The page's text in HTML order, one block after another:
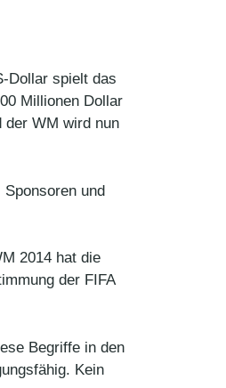
Dollar spielt das
Millionen Dollar
der WM wird nun
und
2014 hat die
der FIFA
Begriffe in den
Kein